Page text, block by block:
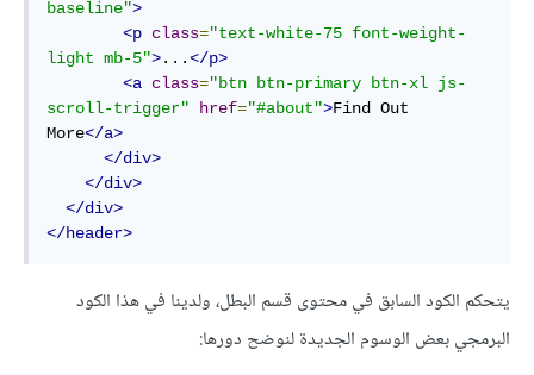
baseline">
<p class="text-white-75 font-weight-
light mb-5">...</p>
<a class="btn btn-primary btn-xl js-
scroll-trigger"
href="#about">Find Out
More</a>
</div>
</div>
</div>
</header>
يتحكم الكود السابق في محتوى قسم البطل، ولدينا في هذا الكود
البرمجي بعض الوسوم الجديدة لنوضح دورها: